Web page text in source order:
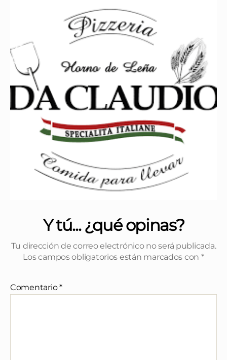
Y tú... ¿qué opinas?
Tu dirección de correo electrónico no será publicada.
Los campos obligatorios están marcados con *
Comentario*